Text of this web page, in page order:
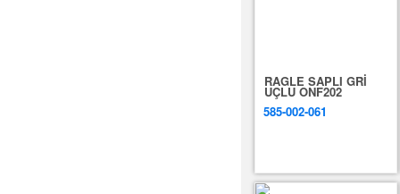
RAGLE SAPLI GRİ
UÇLU ONF202
585-002-061